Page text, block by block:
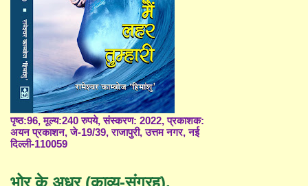
पृष्ठ:96, मूल्य:240 रुपये, संस्करण: 2022, प्रकाशक:
अयन प्रकाशन, जे-19/39, राजापुरी, उत्तम नगर, नई
दिल्ली-110059
भोर के अधर (काव्य-संग्रह),